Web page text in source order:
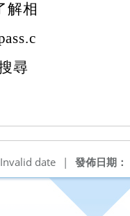
解相
尋
發佈日期：
Invalid date |